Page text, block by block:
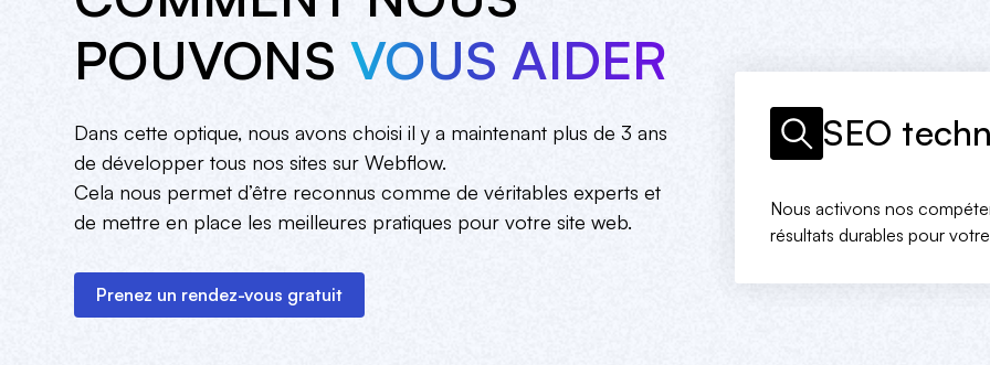
POUVONS VOUS AIDER
Dans cette optique, nous avons choisi il y a maintenant plus de 3 ans
de développer tous nos sites sur Webflow.
Cela nous permet d’être reconnus comme de véritables experts et
de mettre en place les meilleures pratiques pour votre site web.
Prenez un rendez-vous gratuit
Nous transformons vos
totalement sur-mesure,
UI/UX
Nous concevons des
l'engagement et la
SEO
Nous activons nos
résultats durables pour